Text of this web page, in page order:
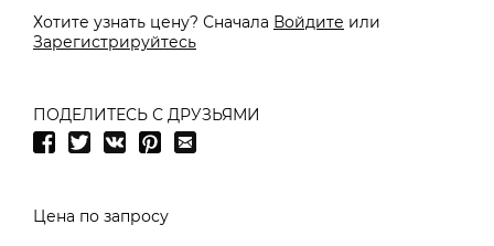
Хотите узнать цену? Сначала Войдите или
Зарегистрируйтесь
ПОДЕЛИТЕСЬ С ДРУЗЬЯМИ
Цена по запросу